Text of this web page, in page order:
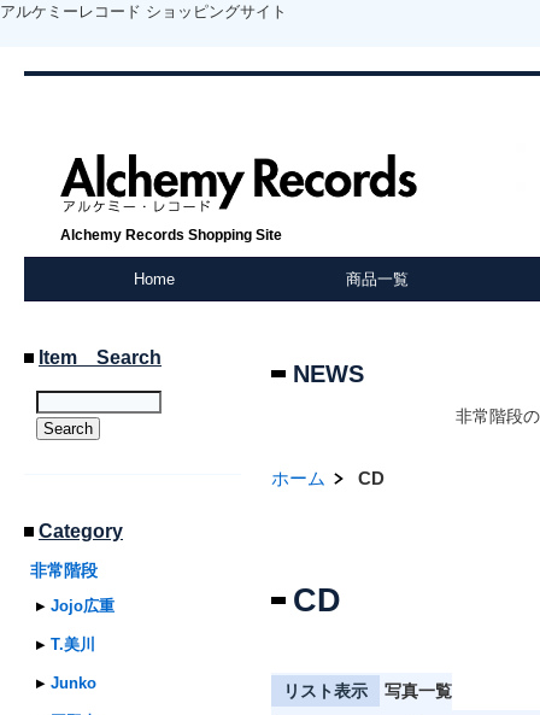
アルケミーレコード ショッピングサイト
Alchemy Records Shopping Site
Home 商品一覧
NEWS
非常階段
ホーム CD
CD
リスト表示 写真一覧
Item Search
Category
非常階段
Jojo広重
T.美川
Junko